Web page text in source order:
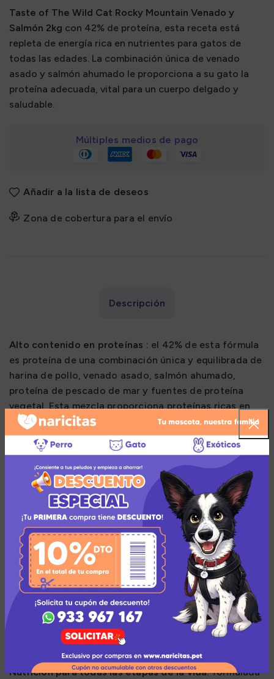
Taste of The Wild Cat Rocky Mountain Venado y
Salmón 2kg con 42% de proteína, esta receta está
repleta de energía rica en nutrientes para gatos de
todas las edades. La combinación única de venado
asado y salmón ahumado le proporciona a su gato la
proteína adecuada, vital para un cuerpo delgado y
saludable.
Múltiples medios de pago
Añadir a la lista de deseos
Zona de cobertura para el envío
Descripción
Alto contenido en proteínas : el 42% de esta fórmula
es proteína de una combinación única y equilibrada de
harina de pollo, venado asado, salmón ahumado,
proteína de pescado de mar y fuentes de proteína
vegetal. Esta mezcla proporciona proteínas ricas en
nutrientes, con un gran sabor a carne, para un cuerpo
sano.
Probióticos específicos de la especie :los sistemas
digestivo e inmunológico saludables son vitales para
la salud general de su mascota. Nuestros probióticos
viables patentados se desarrollan específicamente
para gatos y se agregan después del proceso de
cocción para garantizar la viabilidad. Cada libra de
Taste of the Wild proporciona 80 millones de cultivos
vivos y activos que ayudan a mantener un sistema
digestivo e inmunológico saludable.
Taurina :este aminoácido esencial es beneficioso para
todos los gatos y ayuda a mantener el corazón y los
ojos sanos.
Nutrición para todas las etapas de la vida:formulada